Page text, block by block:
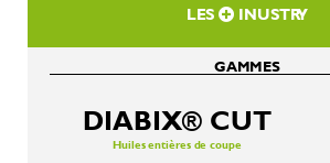
LES INUSTRY
GAMMES
DIABIX® CUT
Huiles entières de coupe